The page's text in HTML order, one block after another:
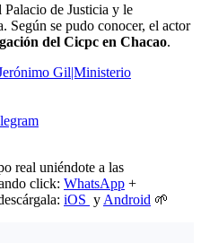
de Justicia y le
Según se pudo conocer, el actor
del Cicpc en Chacao.
Gil|Ministerio
real uniéndote a las
click: WhatsApp +
iOS y Android 🌱